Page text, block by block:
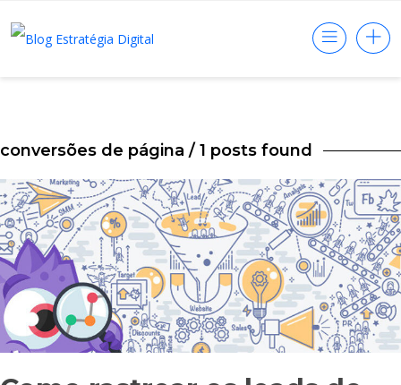
conversões de página / 1 posts found